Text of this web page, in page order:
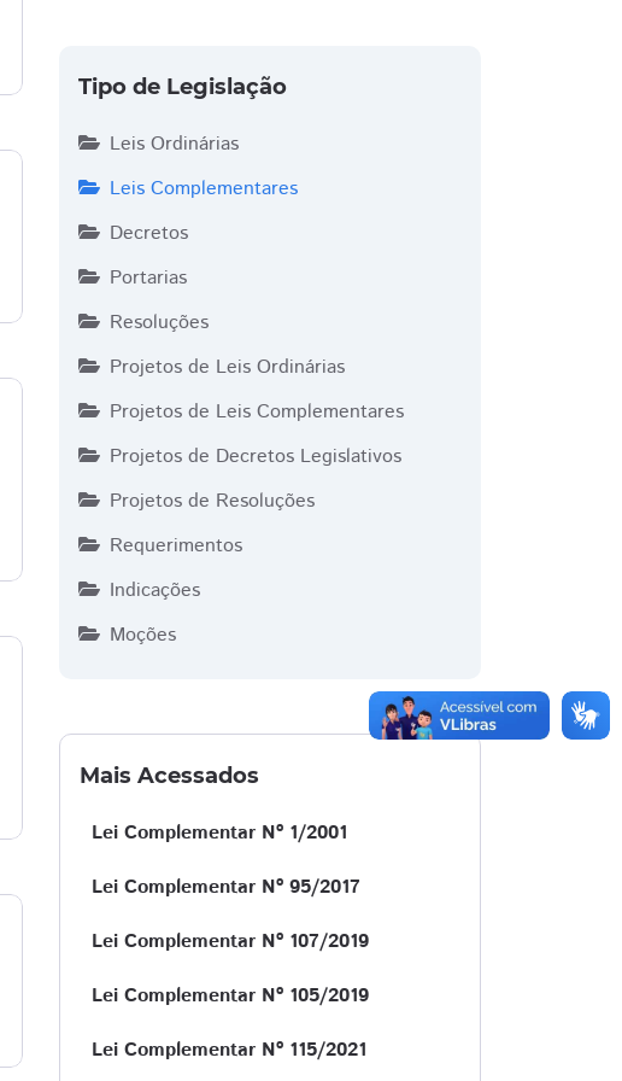
Tipo de Legislação
Leis Ordinárias
Leis Complementares
Decretos
Portarias
Resoluções
Projetos de Leis Ordinárias
Projetos de Leis Complementares
Projetos de Decretos Legislativos
Projetos de Resoluções
Requerimentos
Indicações
Moções
Mais Acessados
Lei Complementar Nº 1/2001
Lei Complementar Nº 95/2017
Lei Complementar Nº 107/2019
Lei Complementar Nº 105/2019
Lei Complementar Nº 115/2021